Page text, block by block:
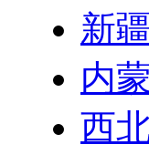
新疆
内
西